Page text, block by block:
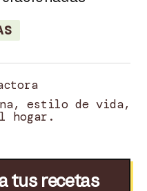
estilo de vida,
hogar.
tus recetas